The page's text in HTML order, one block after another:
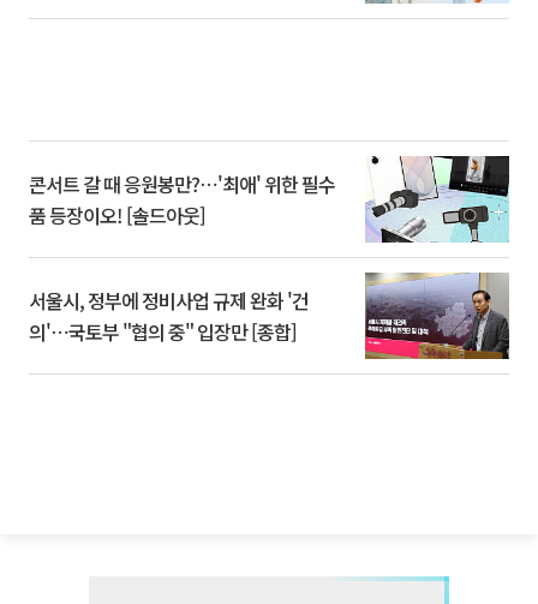
콘서트 갈 때 응원봉만?⋯'최애' 위한 필수
품 등장이오! [솔드아웃]
서울시, 정부에 정비사업 규제 완화 '건
의'⋯국토부 "협의 중" 입장만 [종합]